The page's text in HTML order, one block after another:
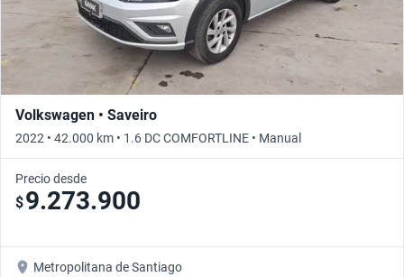
Volkswagen • Saveiro
2022 • 42.000 km • 1.6 DC COMFORTLINE • Manual
Precio desde
$9.273.900
Metropolitana de Santiago